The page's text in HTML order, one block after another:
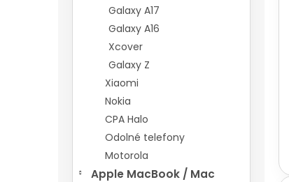
Galaxy A17
Galaxy A16
Xcover
Galaxy Z
Xiaomi
Nokia
CPA Halo
Odolné telefony
Motorola
Apple MacBook / Mac